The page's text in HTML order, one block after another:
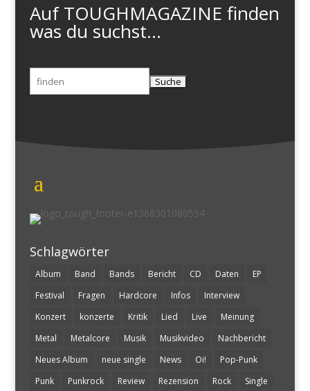
Auf TOUGHMAGAZINE finden
was du suchst...
Suchen
nach:
Schlagwörter
Album Band Bands Bericht CD Daten
EP
Festival
Fragen Hardcore Infos
Interview
Konzert
konzerte Kritik Lied Live
Meinung
Metal
Metalcore Musik Musikvideo
Nachbericht
Neues Album
neue single News Oi!
Pop-Punk
Punk
Punkrock Review Rezension Rock Single